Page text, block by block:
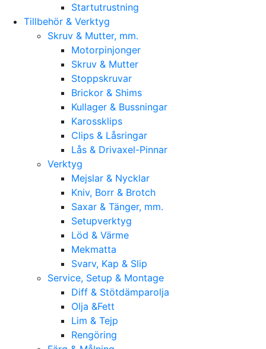
Startutrustning
Tillbehör & Verktyg
Skruv & Mutter, mm.
Motorpinjonger
Skruv & Mutter
Stoppskruvar
Brickor & Shims
Kullager & Bussningar
Karossklips
Clips & Låsringar
Lås & Drivaxel-Pinnar
Verktyg
Mejslar & Nycklar
Kniv, Borr & Brotch
Saxar & Tänger, mm.
Setupverktyg
Löd & Värme
Mekmatta
Svarv, Kap & Slip
Service, Setup & Montage
Diff & Stötdämparolja
Olja &Fett
Lim & Tejp
Rengöring